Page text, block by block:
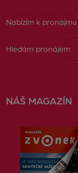
Nabízím k pronájmu
Hledám pronájem
NÁŠ MAGAZÍN